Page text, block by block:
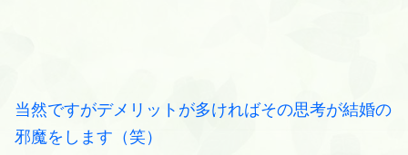
当然ですがデメリットが多ければその思考が結婚の
邪魔をします（笑）